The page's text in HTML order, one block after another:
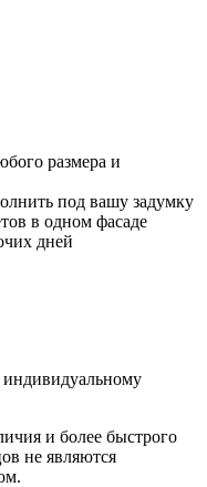
размера и
под вашу задумку
в одном фасаде
дней
и более быстрого
не являются